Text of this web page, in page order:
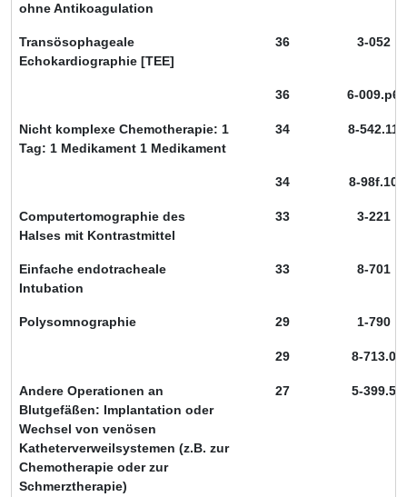
ohne Antikoagulation
Transösophageale
Echokardiographie [TEE]
36 3-052
36 6-009.p6
Nicht komplexe Chemotherapie: 1
Tag: 1 Medikament 1 Medikament
34 8-542.11
34 8-98f.10
Computertomographie des
Halses mit Kontrastmittel
33 3-221
Einfache endotracheale
Intubation
33 8-701
Polysomnographie 29 1-790
29 8-713.0
Andere Operationen an
Blutgefäßen: Implantation oder
Wechsel von venösen
Katheterverweilsystemen (z.B. zur
Chemotherapie oder zur
Schmerztherapie)
27 5-399.5